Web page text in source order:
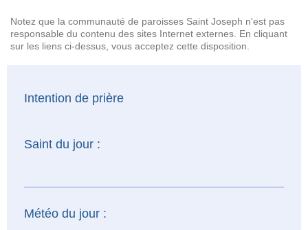
Notez que la communauté de paroisses Saint Joseph n'est pas
responsable du contenu des sites Internet externes. En cliquant
sur les liens ci-dessus, vous acceptez cette disposition.
Intention de prière
Saint du jour :
Météo du jour :